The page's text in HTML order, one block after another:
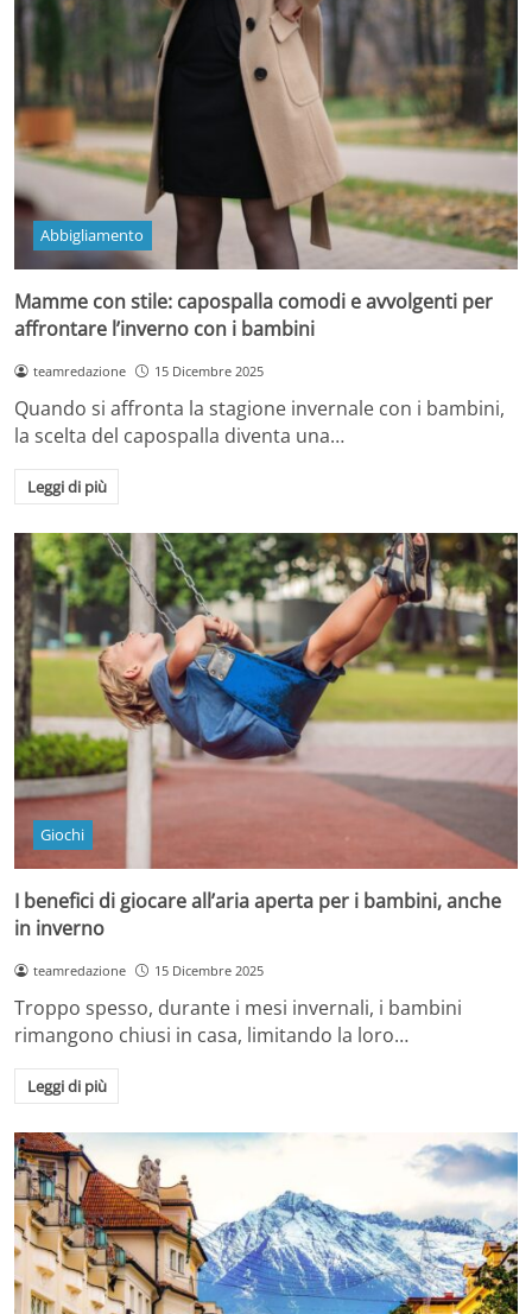
Abbigliamento
Mamme con stile: capospalla comodi e avvolgenti per
affrontare l’inverno con i bambini
teamredazione 15 Dicembre 2025
Quando si affronta la stagione invernale con i bambini,
la scelta del capospalla diventa una…
Leggi di più
Giochi
I benefici di giocare all’aria aperta per i bambini, anche
in inverno
teamredazione 15 Dicembre 2025
Troppo spesso, durante i mesi invernali, i bambini
rimangono chiusi in casa, limitando la loro…
Leggi di più